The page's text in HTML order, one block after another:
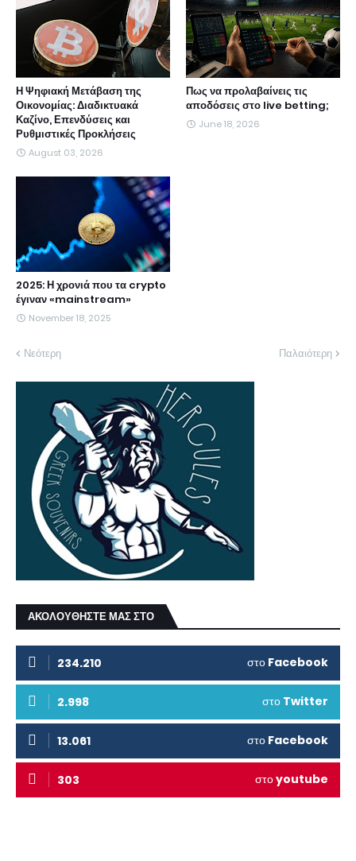
Η Ψηφιακή Μετάβαση της
Οικονομίας: Διαδικτυακά
Καζίνο, Επενδύσεις και
Ρυθμιστικές Προκλήσεις
August 03, 2026
Πως να προλαβαίνεις τις
αποδόσεις στο live betting;
June 18, 2026
2025: Η χρονιά που τα crypto
έγιναν «mainstream»
November 18, 2025
Νεότερη Παλαιότερη
ΑΚΟΛΟΥΘΗΣΤΕ ΜΑΣ ΣΤΟ
234.210 στο Facebook
2.998 στο Twitter
13.061 στο Facebook
303 στοyoutube